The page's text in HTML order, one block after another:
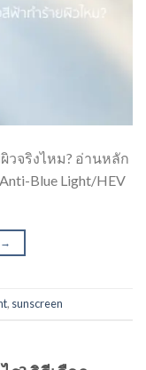
วจริงไหม? อ่านหลัก
Blue Light/HEV
→
, sunscreen